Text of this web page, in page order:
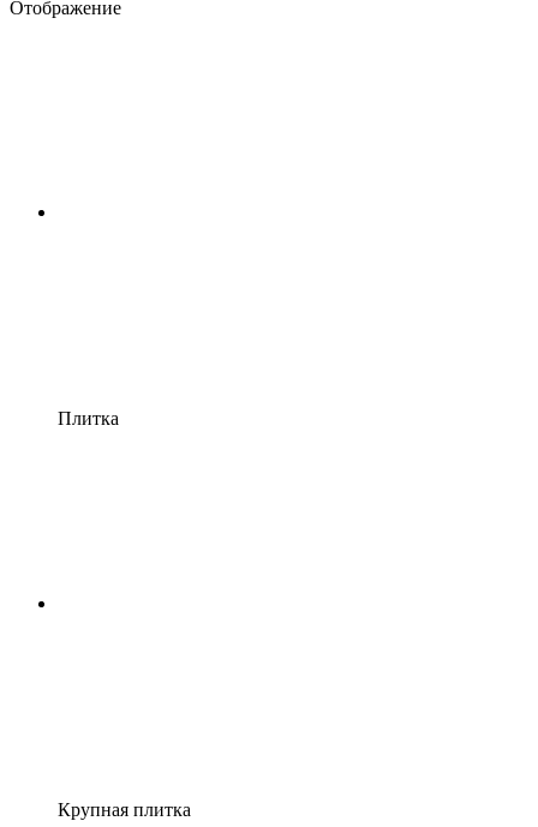
Отображение
Плитка
Крупная плитка